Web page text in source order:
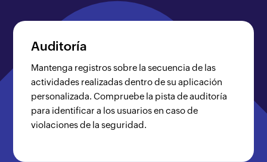
Auditoría
Mantenga registros sobre la secuencia de las
actividades realizadas dentro de su aplicación
personalizada. Compruebe la pista de auditoría
para identificar a los usuarios en caso de
violaciones de la seguridad.